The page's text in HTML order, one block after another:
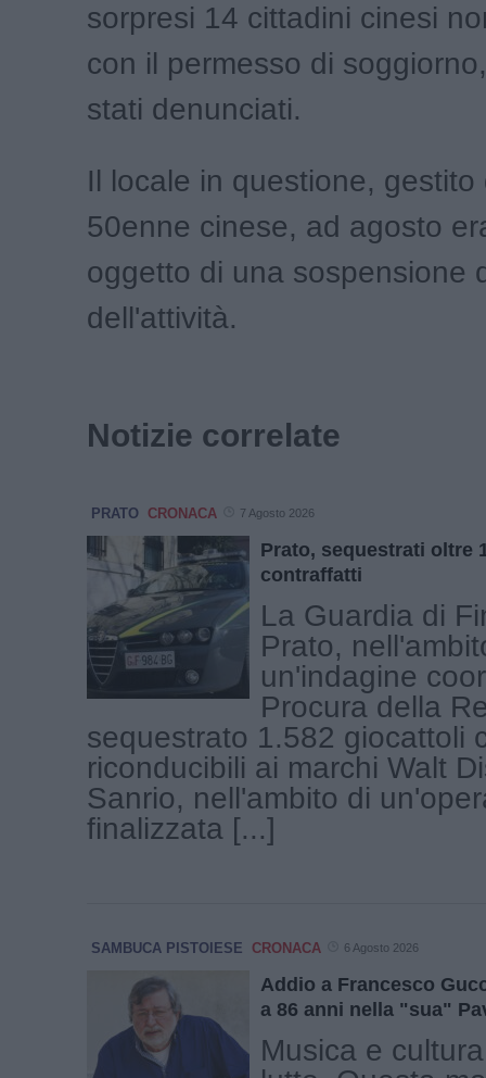
sorpresi 14 cittadini cinesi
con il permesso di
stati denunciati.
Il locale in questione, gestito
50enne cinese, ad agosto
oggetto di una sospensione
dell'attività.
Notizie correlate
PRATO CRONACA 7 Agosto 2026
Prato, sequestrati oltre
contraffatti
La Guardia di
Prato,
un'indagine
Procura della
sequestrato 1.582 giocattoli
riconducibili ai marchi Walt
Sanrio, nell'ambito di
finalizzata [...]
SAMBUCA PISTOIESE CRONACA 6 Agosto 2026
Addio a Francesco
a 86 anni nella "sua"
Musica e